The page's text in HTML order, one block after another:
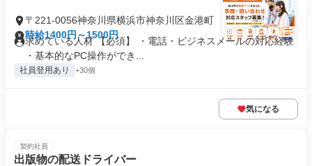
〒221-0056神奈川県横浜市神奈川区金港町
時給1400円～1500円
求めている人材 【必須】 ・電話・ビジネスメールの対応経験
・基本的なPC操作ができ...
社員登用あり +30個
気になる
契約社員
出版物の配送ドライバー